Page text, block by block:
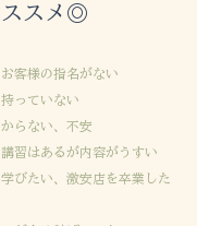
ススメ◎
客様の指名がない
っていない
らない、不安
習はあるが内容がうすい
びたい、 激安店を卒業した